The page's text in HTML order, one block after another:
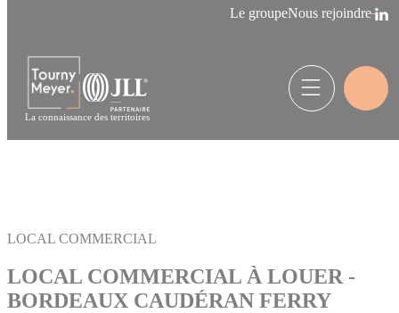
Le groupeNous rejoindre
La connaissance des territoires
LOCAL COMMERCIAL
LOCAL COMMERCIAL À LOUER -
BORDEAUX CAUDÉRAN FERRY